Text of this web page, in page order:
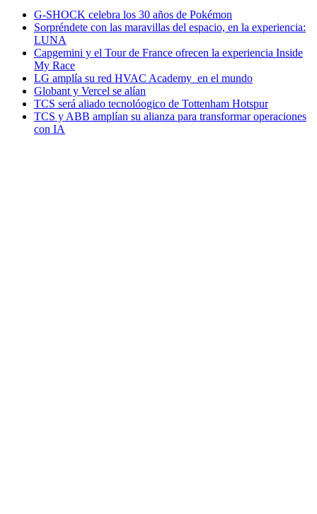
G-SHOCK celebra los 30 años de Pokémon
Sorpréndete con las maravillas del espacio, en la experiencia:
LUNA
Capgemini y el Tour de France ofrecen la experiencia Inside
My Race
LG amplía su red HVAC Academy en el mundo
Globant y Vercel se alían
TCS será aliado tecnolóogico de Tottenham Hotspur
TCS y ABB amplían su alianza para transformar operaciones
con IA